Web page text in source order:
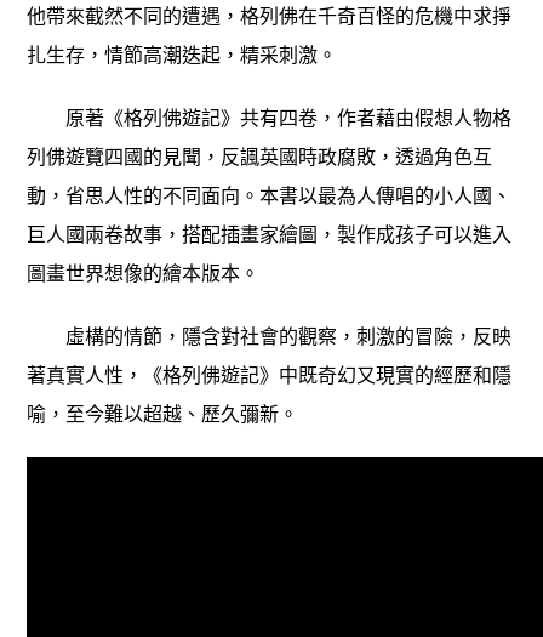
他帶來截然不同的遭遇，格列佛在千奇百怪的危機中求掙
扎生存，情節高潮迭起，精采刺激。
原著《格列佛遊記》共有四卷，作者藉由假想人物格
列佛遊覽四國的見聞，反諷英國時政腐敗，透過角色互
動，省思人性的不同面向。本書以最為人傳唱的小人國、
巨人國兩卷故事，搭配插畫家繪圖，製作成孩子可以進入
圖畫世界想像的繪本版本。
虛構的情節，隱含對社會的觀察，刺激的冒險，反映
著真實人性，《格列佛遊記》中既奇幻又現實的經歷和隱
喻，至今難以超越、歷久彌新。